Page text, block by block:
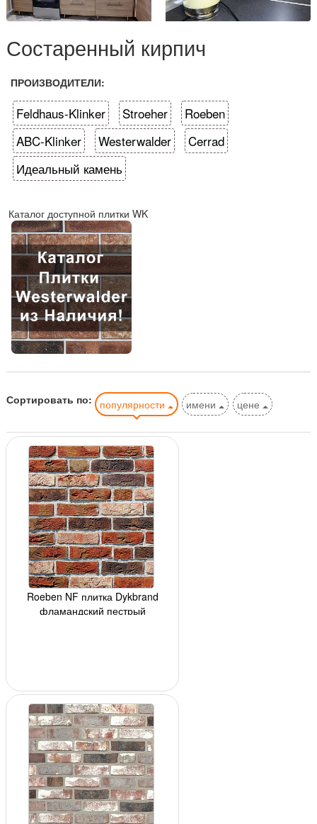
Состаренный кирпич
ПРОИЗВОДИТЕЛИ:
Feldhaus-Klinker Stroeher
Roeben
ABC-Klinker
Westerwalder
Cerrad
Идеальный камень
Каталог доступной плитки WK
Сортировать по: популярности имени цене
Roeben NF плитка Dykbrand
фламандский пестрый